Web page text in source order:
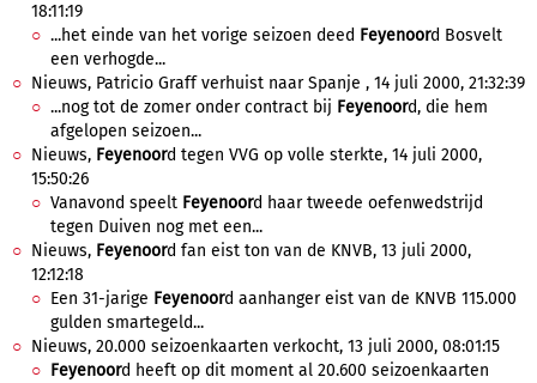
18:11:19
...het einde van het vorige seizoen deed Feyenoord Bosvelt
een verhogde...
Nieuws, Patricio Graff verhuist naar Spanje , 14 juli 2000, 21:32:39
...nog tot de zomer onder contract bij Feyenoord, die hem
afgelopen seizoen...
Nieuws, Feyenoord tegen VVG op volle sterkte, 14 juli 2000,
15:50:26
Vanavond speelt Feyenoord haar tweede oefenwedstrijd
tegen Duiven nog met een...
Nieuws, Feyenoord fan eist ton van de KNVB, 13 juli 2000,
12:12:18
Een 31-jarige Feyenoord aanhanger eist van de KNVB 115.000
gulden smartegeld...
Nieuws, 20.000 seizoenkaarten verkocht, 13 juli 2000, 08:01:15
Feyenoord heeft op dit moment al 20.600 seizoenkaarten